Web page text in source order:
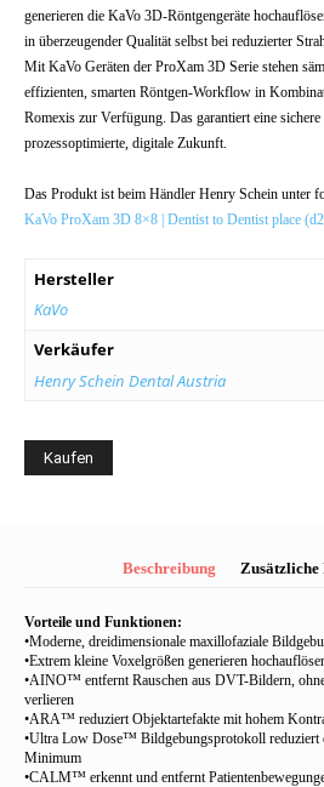
generieren die KaVo 3D-Röntgengeräte
in überzeugender Qualität selbst bei reduzierter
Mit KaVo Geräten der ProXam 3D Serie stehen
effizienten, smarten Röntgen-Workflow in
Romexis zur Verfügung. Das garantiert eine
prozessoptimierte, digitale Zukunft.
Das Produkt ist beim Händler Henry Schein unter
KaVo ProXam 3D 8×8 | Dentist to Dentist place
Hersteller
KaVo
Verkäufer
Henry Schein Dental Austria
Kaufen
Beschreibung
Vorteile und Funktionen:
•Moderne, dreidimensionale maxillofaziale
•Extrem kleine Voxelgrößen generieren
•AINO™ entfernt Rauschen aus DVT-Bildern,
verlieren
•ARA™ reduziert Objektartefakte mit hohem
•Ultra Low Dose™ Bildgebungsprotokoll reduziert
Minimum
•CALM™ erkennt und entfernt